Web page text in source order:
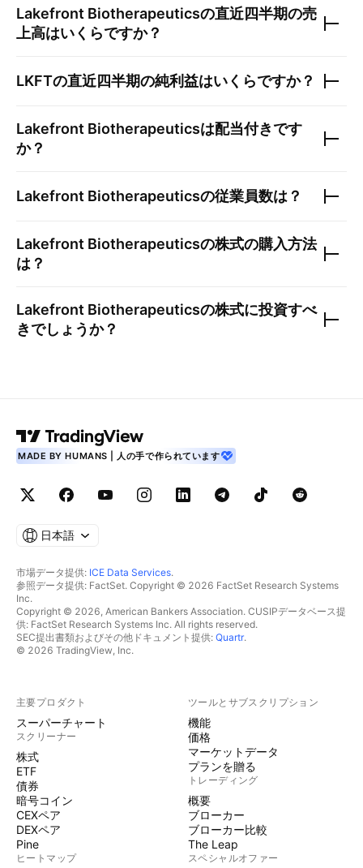
Lakefront Biotherapeuticsの直近四半期の売
上高はいくらですか？
LKFTの直近四半期の純利益はいくらですか？
Lakefront Biotherapeuticsは配当付きです
か？
Lakefront Biotherapeuticsの従業員数は？
Lakefront Biotherapeuticsの株式の購入方法
は？
Lakefront Biotherapeuticsの株式に投資すべ
きでしょうか？
MADE BY HUMANS | 人の手で作られています
日本語
市場データ提供: ICE Data Services.
参照データ提供: FactSet. Copyright © 2026 FactSet Research Systems
Inc.
Copyright © 2026, American Bankers Association. CUSIPデータベース提
供: FactSet Research Systems Inc. All rights reserved.
SEC提出書類およびその他ドキュメント提供: Quartr.
© 2026 TradingView, Inc.
主要プロダクト
スーパーチャート
スクリーナー
株式
ETF
債券
暗号コイン
CEXペア
DEXペア
Pine
ヒートマップ
ツールとサブスクリプション
機能
価格
マーケットデータ
プランを贈る
トレーディング
概要
ブローカー
ブローカー比較
The Leap
スペシャルオファー